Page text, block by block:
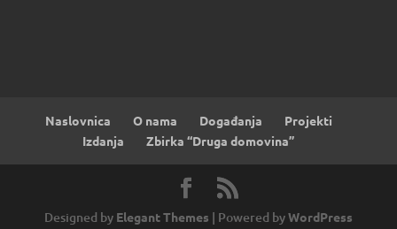
Naslovnica O nama Događanja
Projekti
Izdanja
Zbirka “Druga domovina”
Designed by Elegant Themes | Powered byWordPress